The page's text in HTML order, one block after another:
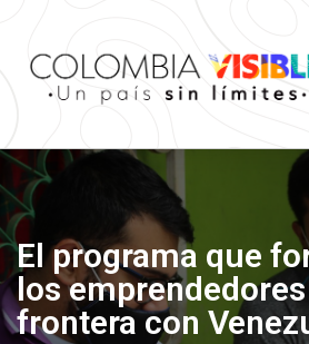
El programa que
los
frontera con